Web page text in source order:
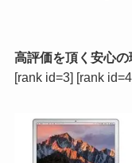
高評価を頂く安心の
[rank id=3] [rank